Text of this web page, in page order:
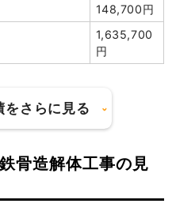
金額
1,287,000円
800円
140,800円
3,515円
80,850円
30,000円
30,000円
148,700円
1,635,700
円
をさらに見る
骨造解体工事の見